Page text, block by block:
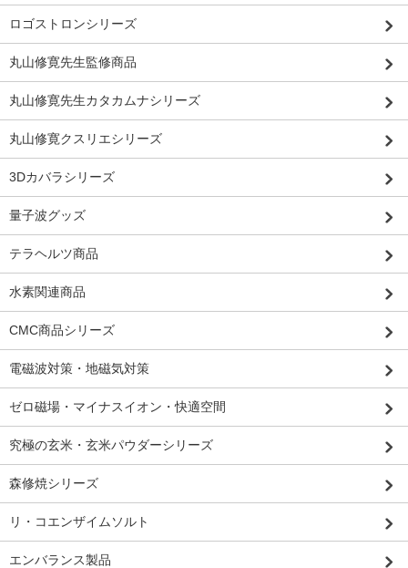
ロゴストロンシリーズ
丸山修寛先生監修商品
丸山修寛先生カタカムナシリーズ
丸山修寛クスリエシリーズ
3Dカバラシリーズ
量子波グッズ
テラヘルツ商品
水素関連商品
CMC商品シリーズ
電磁波対策・地磁気対策
ゼロ磁場・マイナスイオン・快適空間
究極の玄米・玄米パウダーシリーズ
森修焼シリーズ
リ・コエンザイムソルト
エンバランス製品